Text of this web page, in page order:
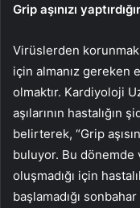
Grip aşınızı
Virüslerden korunmak
için almanız gereken
olmaktır. Kardiyoloji
aşılarının hastalığın
belirterek, “Grip
buluyor. Bu dönemde
oluşmadığı için
başlamadığı